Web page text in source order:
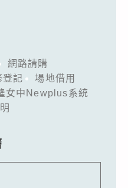
網路請購
登記
場地借用
女中Newplus系統